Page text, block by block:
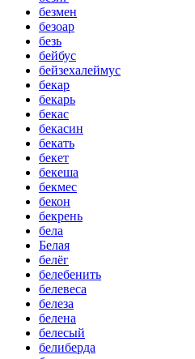
безмен
безоар
безь
бейбус
бейзехалеймус
бекар
бекарь
бекас
бекасин
бекать
бекет
бекеша
бекмес
бекон
бекрень
бела
Белая
белёг
белебенить
белевеса
белеза
белена
белесый
белиберда